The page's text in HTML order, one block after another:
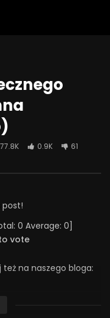
Co możemy zrobić,
była miejscem
0
312
77.8K 0.9K 61
0 Average: 0]
vote
też na naszego bloga: